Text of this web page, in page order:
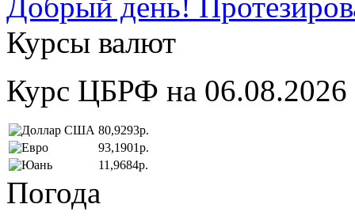
Добрый день!
Курсы валют
Курс ЦБРФ на 06.08.2026
80,9293р.
93,1901р.
11,9684р.
Погода